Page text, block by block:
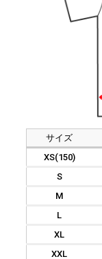
サイズ
XS(150)
S
M
L
XL
XXL